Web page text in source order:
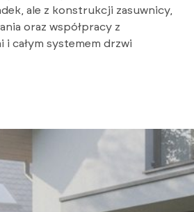
ale z konstrukcji zasuwnicy,
oraz współpracy z
i całym systemem drzwi